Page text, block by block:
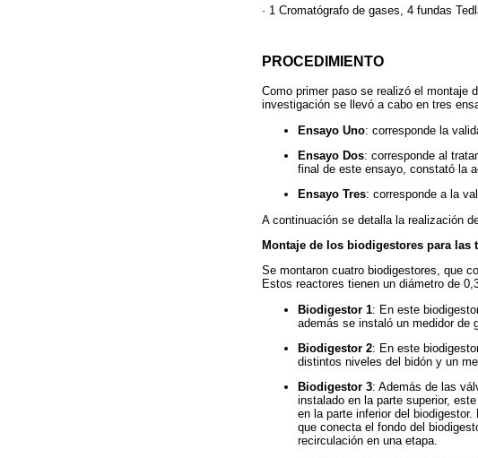
· 1 Cromatógrafo de gases, 4 fundas
PROCEDIMIENTO
Como primer paso se realizó el montaje
investigación se llevó a cabo en tres
Ensayo Uno: corresponde la
Ensayo Dos: corresponde al
final de este ensayo, constató la
Ensayo Tres: corresponde a la
A continuación se detalla la realización
Montaje de los biodigestores para las
Se montaron cuatro biodigestores, que
Estos reactores tienen un diámetro de
Biodigestor 1: En este
además se instaló un medidor de
Biodigestor 2: En este
distintos niveles del bidón y un
Biodigestor 3: Además de las
instalado en la parte superior,
en la parte inferior del
que conecta el fondo del
recirculación en una etapa.